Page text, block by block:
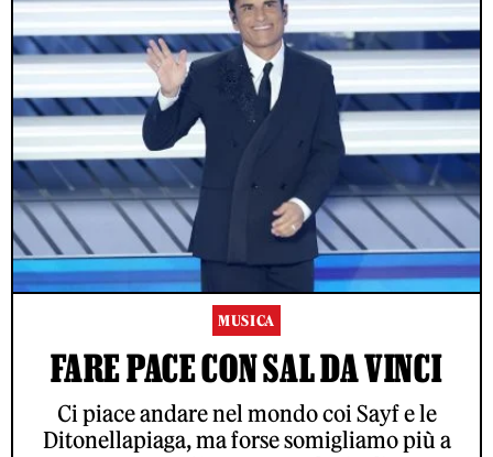
MUSICA
FARE PACE CON SAL DA VINCI
Ci piace andare nel mondo coi Sayf e le
Ditonellapiaga, ma forse somigliamo più a